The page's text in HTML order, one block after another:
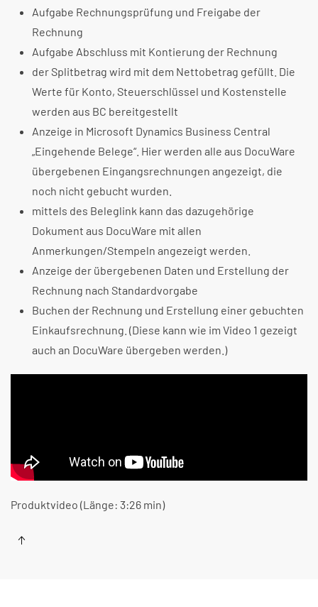
Aufgabe Rechnungsprüfung und Freigabe der
Rechnung
Aufgabe Abschluss mit Kontierung der Rechnung
der Splitbetrag wird mit dem Nettobetrag gefüllt. Die
Werte für Konto, Steuerschlüssel und Kostenstelle
werden aus BC bereitgestellt
Anzeige in Microsoft Dynamics Business Central
„Eingehende Belege“. Hier werden alle aus DocuWare
übergebenen Eingangsrechnungen angezeigt, die
noch nicht gebucht wurden.
mittels des Beleglink kann das dazugehörige
Dokument aus DocuWare mit allen
Anmerkungen/Stempeln angezeigt werden.
Anzeige der übergebenen Daten und Erstellung der
Rechnung nach Standardvorgabe
Buchen der Rechnung und Erstellung einer gebuchten
Einkaufsrechnung. (Diese kann wie im Video 1 gezeigt
auch an DocuWare übergeben werden.)
Produktvideo (Länge: 3:26 min)